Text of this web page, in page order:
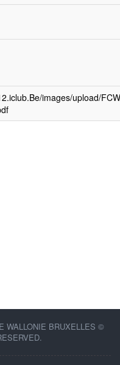
images/upload/
WALLONIE BRUXELLES ©